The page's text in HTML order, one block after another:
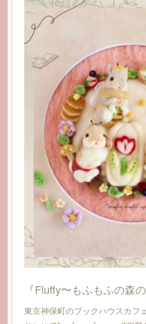
『Fluffy〜もふもふの森
東京神保町のブックハウスカフ